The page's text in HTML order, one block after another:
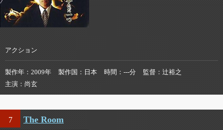
アクション
製作年 2009年 製作国 日本 時間 ---分 監督
辻裕之
主演
尚玄
7 The Room